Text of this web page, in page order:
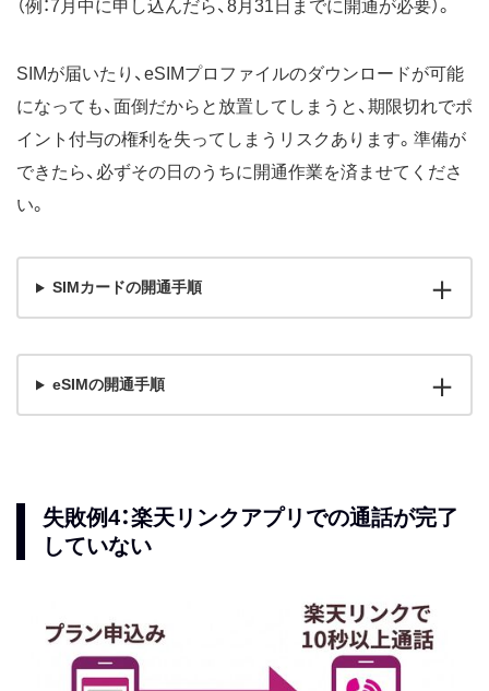
（例：7月中に申し込んだら、8月31日までに開通が必要）。
SIMが届いたり、eSIMプロファイルのダウンロードが可能
になっても、面倒だからと放置してしまうと、期限切れでポ
イント付与の権利を失ってしまうリスクあります。準備が
できたら、必ずその日のうちに開通作業を済ませてくださ
い。
SIMカードの開通手順
eSIMの開通手順
失敗例4：楽天リンクアプリでの通話が完了
していない